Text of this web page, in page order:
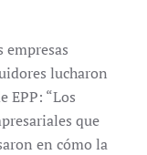
lucharon
EPP: “Los
que
en cómo la